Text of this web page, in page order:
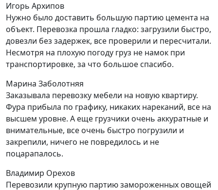
Игорь Архипов
Нужно было доставить большую партию цемента на
объект. Перевозка прошла гладко: загрузили быстро,
довезли без задержек, все проверили и пересчитали.
Несмотря на плохую погоду груз не намок при
транспортировке, за что большое спасибо.
Марина Заболотняя
Заказывала перевозку мебели на новую квартиру.
Фура прибыла по графику, никаких нареканий, все на
высшем уровне. А еще грузчики очень аккуратные и
внимательные, все очень быстро погрузили и
закрепили, ничего не повредилось и не
поцарапалось.
Владимир Орехов
Перевозили крупную партию замороженных овощей